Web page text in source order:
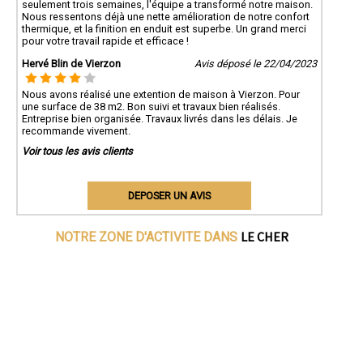
seulement trois semaines, l'équipe a transformé notre maison.
Nous ressentons déjà une nette amélioration de notre confort
thermique, et la finition en enduit est superbe. Un grand merci
pour votre travail rapide et efficace !
Hervé Blin de Vierzon
Avis déposé le 22/04/2023
Nous avons réalisé une extention de maison à Vierzon. Pour
une surface de 38 m2. Bon suivi et travaux bien réalisés.
Entreprise bien organisée. Travaux livrés dans les délais. Je
recommande vivement.
Voir tous les avis clients
DEPOSER UN AVIS
NOTRE ZONE D'ACTIVITE DANS LE CHER